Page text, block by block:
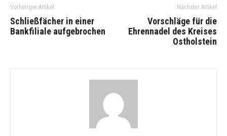
Vorheriger Artikel
Schließfächer in einer
Bankfiliale aufgebrochen
Nächster Artikel
Vorschläge für die
Ehrennadel des Kreises
Ostholstein